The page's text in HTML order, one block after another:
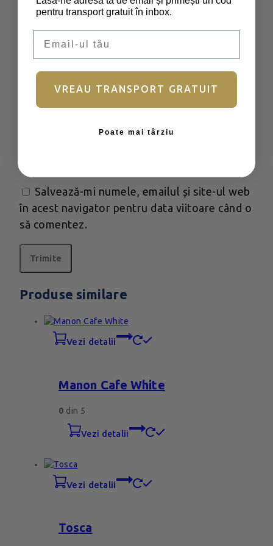
Salvează-mi numele, emailul și site-ul web
în acest navigator pentru data viitoare când o
să comentez.
Produse similare
vezi detalii
Manon Cafe White
0 din 5
vezi detalii
vezi detalii
Tosca
Ține-mă minte
Nu aveți încă un cont?Înscrieți
pentru transport gratuit în inbox.
VREAU TRANSPORT GRATUIT
Poate mai târziu